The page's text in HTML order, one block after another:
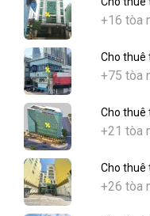
+16 tòa
Cho thuê
+75 tòa
Cho thuê
+21 tòa
Cho thuê
+26 tòa